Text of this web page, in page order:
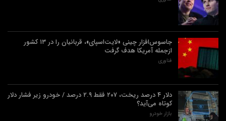
جاسوس‌افزار چینی «لایت‌اسپای»، قربانیان را در ۱۳ کشور
ازجمله آمریکا هدف گرفت
فناوری
دلار ۴ درصد ریخت، ۲۰۷ فقط ۲.۹ درصد / خودرو زیر فشار دلار
کوتاه می‌آید؟
بازار خودرو